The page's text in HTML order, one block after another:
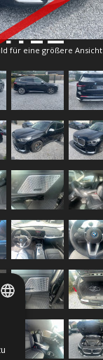
für eine größere Ansicht